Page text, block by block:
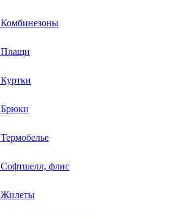
Комбинезоны
Плащи
Куртки
Брюки
Термобелье
Софтшелл, флис
Жилеты